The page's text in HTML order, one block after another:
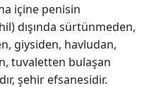
içine penisin
dışında sürtünmeden,
giysiden, havludan,
tuvaletten bulaşan
şehir efsanesidir.